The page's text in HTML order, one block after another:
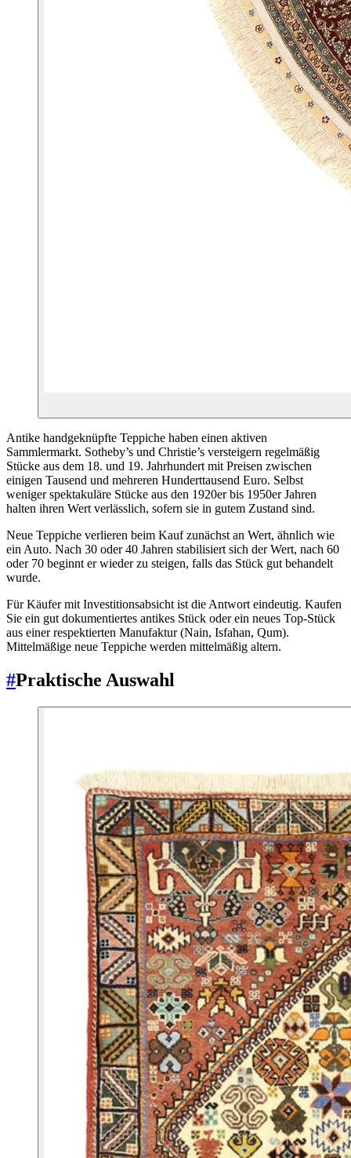
Antike handgeknüpfte Teppiche haben einen aktiven
Sammlermarkt. Sotheby’s und Christie’s versteigern regelmäßig
Stücke aus dem 18. und 19. Jahrhundert mit Preisen zwischen
einigen Tausend und mehreren Hunderttausend Euro. Selbst
weniger spektakuläre Stücke aus den 1920er bis 1950er Jahren
halten ihren Wert verlässlich, sofern sie in gutem Zustand sind.
Neue Teppiche verlieren beim Kauf zunächst an Wert, ähnlich wie
ein Auto. Nach 30 oder 40 Jahren stabilisiert sich der Wert, nach 60
oder 70 beginnt er wieder zu steigen, falls das Stück gut behandelt
wurde.
Für Käufer mit Investitionsabsicht ist die Antwort eindeutig. Kaufen
Sie ein gut dokumentiertes antikes Stück oder ein neues Top-Stück
aus einer respektierten Manufaktur (Nain, Isfahan, Qum).
Mittelmäßige neue Teppiche werden mittelmäßig altern.
#Praktische Auswahl